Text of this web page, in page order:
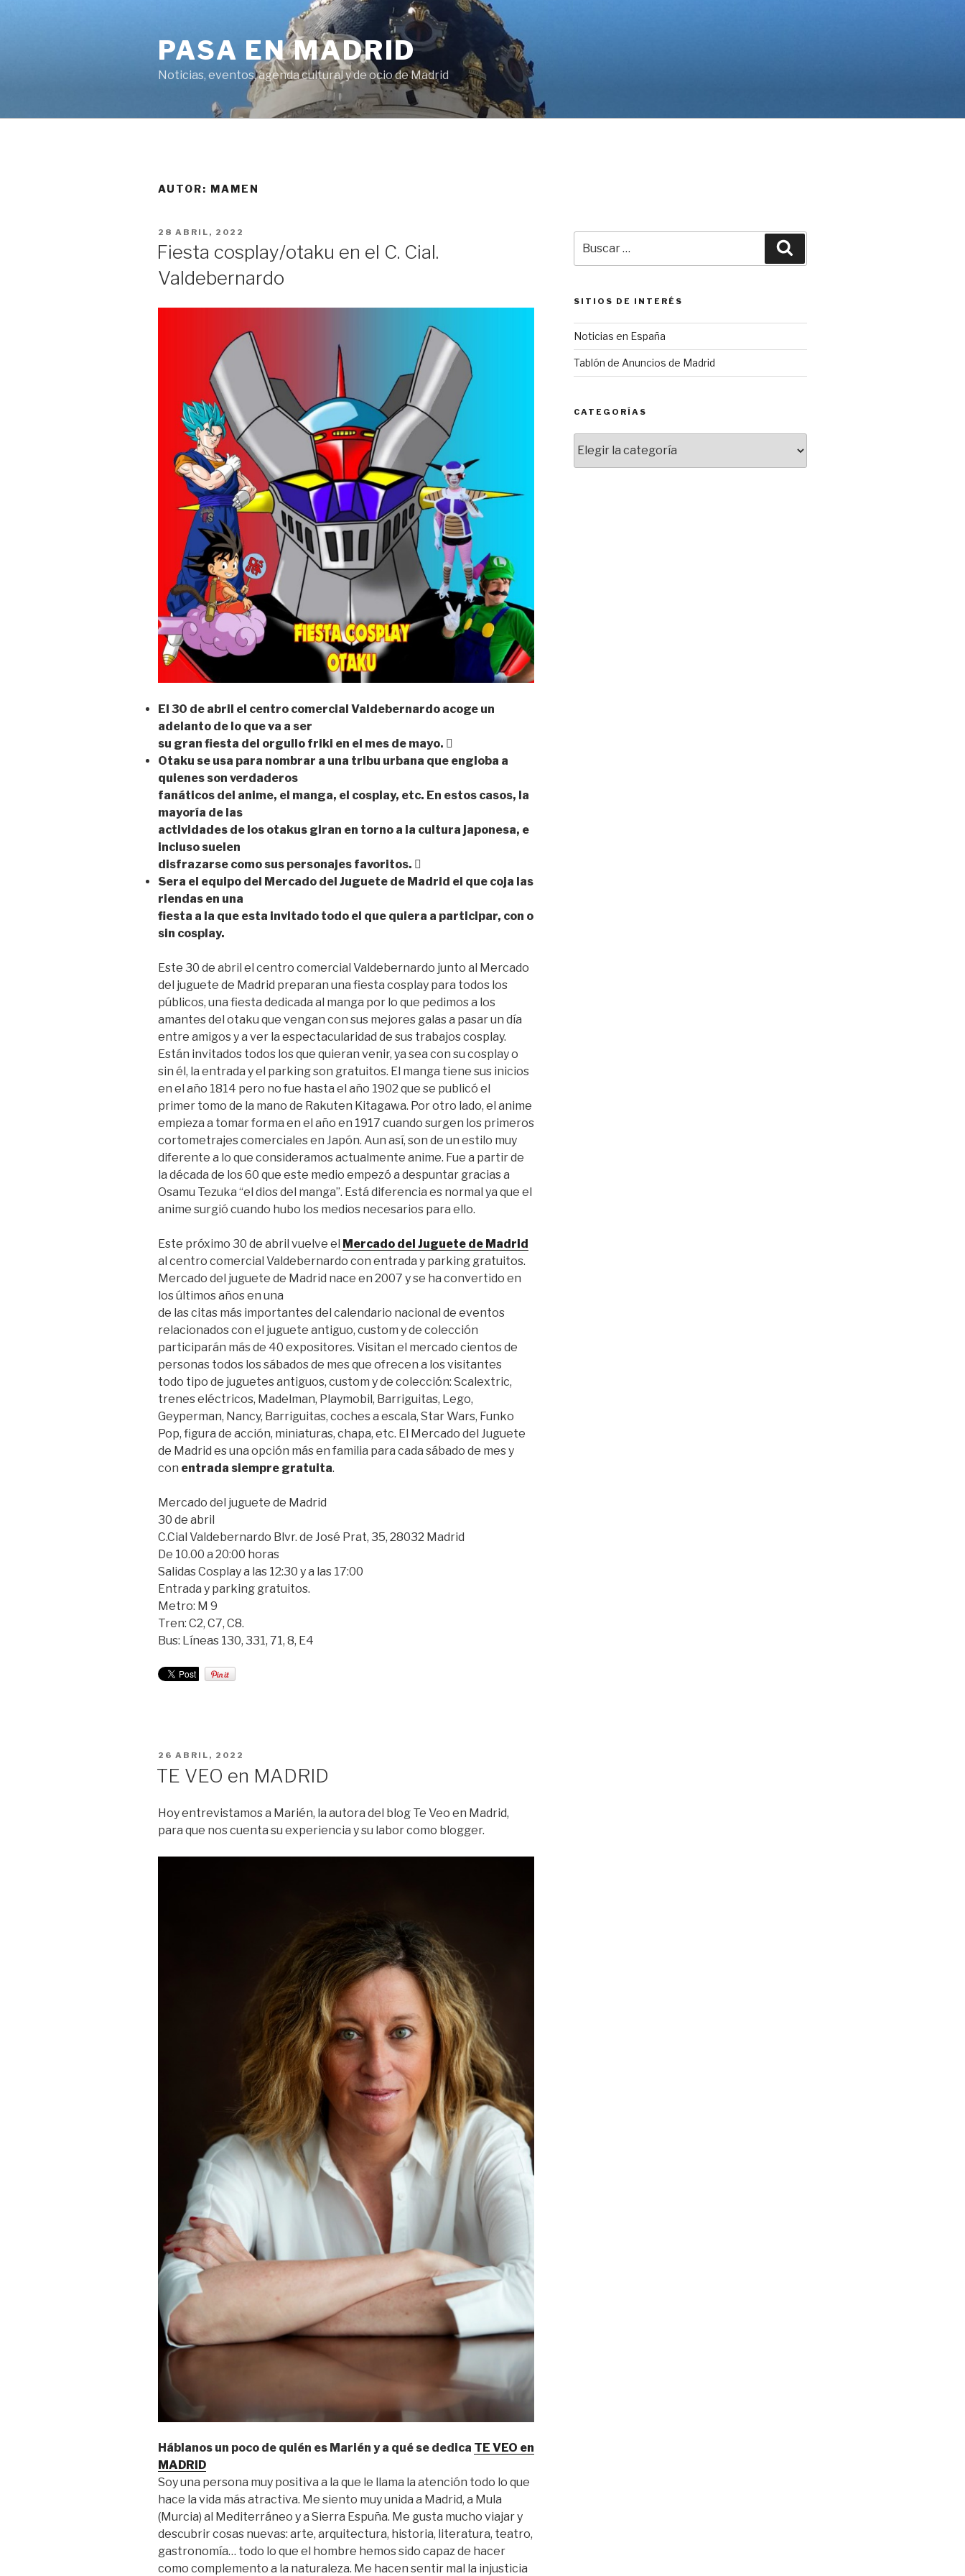
PASA EN MADRID
Noticias, eventos, agenda cultural y de ocio de Madrid
AUTOR: MAMEN
PUBLICADO
28 ABRIL, 2022
Fiesta cosplay/otaku en el C. Cial.
Valdebernardo
El 30 de abril el centro comercial Valdebernardo acoge un
adelanto de lo que va a ser
su gran fiesta del orgullo friki en el mes de mayo. 
Otaku se usa para nombrar a una tribu urbana que engloba a
quienes son verdaderos
fanáticos del anime, el manga, el cosplay, etc. En estos casos, la
mayoría de las
actividades de los otakus giran en torno a la cultura japonesa, e
incluso suelen
disfrazarse como sus personajes favoritos. 
Sera el equipo del Mercado del Juguete de Madrid el que coja las
riendas en una
fiesta a la que esta invitado todo el que quiera a participar, con o
sin cosplay.
Este 30 de abril el centro comercial Valdebernardo junto al Mercado
del juguete de Madrid preparan una fiesta cosplay para todos los
públicos, una fiesta dedicada al manga por lo que pedimos a los
amantes del otaku que vengan con sus mejores galas a pasar un día
entre amigos y a ver la espectacularidad de sus trabajos cosplay.
Están invitados todos los que quieran venir, ya sea con su cosplay o
sin él, la entrada y el parking son gratuitos. El manga tiene sus inicios
en el año 1814 pero no fue hasta el año 1902 que se publicó el
primer tomo de la mano de Rakuten Kitagawa. Por otro lado, el anime
empieza a tomar forma en el año en 1917 cuando surgen los primeros
cortometrajes comerciales en Japón. Aun así, son de un estilo muy
diferente a lo que consideramos actualmente anime. Fue a partir de
la década de los 60 que este medio empezó a despuntar gracias a
Osamu Tezuka “el dios del manga”. Está diferencia es normal ya que el
anime surgió cuando hubo los medios necesarios para ello.
Este próximo 30 de abril vuelve el Mercado del Juguete de Madrid
al centro comercial Valdebernardo con entrada y parking gratuitos.
Mercado del juguete de Madrid nace en 2007 y se ha convertido en
los últimos años en una
de las citas más importantes del calendario nacional de eventos
relacionados con el juguete antiguo, custom y de colección
participarán más de 40 expositores. Visitan el mercado cientos de
personas todos los sábados de mes que ofrecen a los visitantes
todo tipo de juguetes antiguos, custom y de colección: Scalextric,
trenes eléctricos, Madelman, Playmobil, Barriguitas, Lego,
Geyperman, Nancy, Barriguitas, coches a escala, Star Wars, Funko
Pop, figura de acción, miniaturas, chapa, etc. El Mercado del Juguete
de Madrid es una opción más en familia para cada sábado de mes y
con entrada siempre gratuita.
Mercado del juguete de Madrid
30 de abril
C.Cial Valdebernardo Blvr. de José Prat, 35, 28032 Madrid
De 10.00 a 20:00 horas
Salidas Cosplay a las 12:30 y a las 17:00
Entrada y parking gratuitos.
Metro: M 9
Tren: C2, C7, C8.
Bus: Líneas 130, 331, 71, 8, E4
PUBLICADO
26 ABRIL, 2022
TE VEO en MADRID
Hoy entrevistamos a Marién, la autora del blog Te Veo en Madrid,
para que nos cuenta su experiencia y su labor como blogger.
Háblanos un poco de quién es Marién y a qué se dedica TE VEO en
MADRID
Soy una persona muy positiva a la que le llama la atención todo lo que
hace la vida más atractiva. Me siento muy unida a Madrid, a Mula
(Murcia) al Mediterráneo y a Sierra Espuña. Me gusta mucho viajar y
descubrir cosas nuevas: arte, arquitectura, historia, literatura, teatro,
gastronomía… todo lo que el hombre hemos sido capaz de hacer
como complemento a la naturaleza. Me hacen sentir mal la injusticia
por:
SITIOS DE INTERÉS
Noticias en España
Tablón de Anuncios de Madrid
CATEGORÍAS